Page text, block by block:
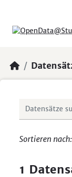
Sortieren nach
1